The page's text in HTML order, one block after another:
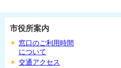
市役所案内
窓口のご利用時間
について
交通アクセス